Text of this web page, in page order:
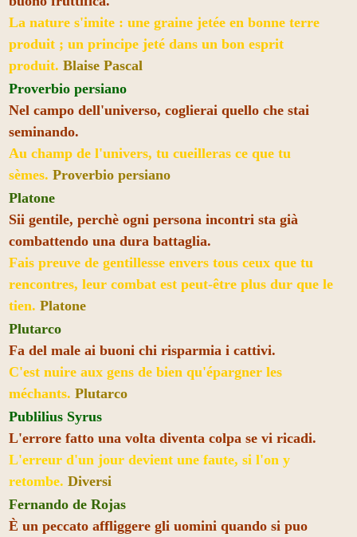
La nature s'imite : une graine jetée en bonne terre
produit ; un principe jeté dans un bon esprit
produit. Blaise Pascal
Proverbio persiano
Nel campo dell'universo, coglierai quello che stai
seminando.
Au champ de l'univers, tu cueilleras ce que tu
sèmes. Proverbio persiano
Platone
Sii gentile, perchè ogni persona incontri sta già
combattendo una dura battaglia.
Fais preuve de gentillesse envers tous ceux que tu
rencontres, leur combat est peut-être plus dur que le
tien. Platone
Plutarco
Fa del male ai buoni chi risparmia i cattivi.
C'est nuire aux gens de bien qu'épargner les
méchants. Plutarco
Publilius Syrus
L'errore fatto una volta diventa colpa se vi ricadi.
L'erreur d'un jour devient une faute, si l'on y
retombe. Diversi
Fernando de Rojas
È un peccato affliggere gli uomini quando si puo